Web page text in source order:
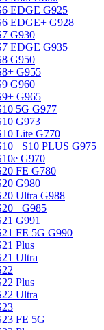
EDGE G925
EDGE+ G928
G930
EDGE G935
G950
G955
G960
G965
5G G977
G973
Lite G770
S10 PLUS G975
G970
FE G780
G980
Ultra G988
G985
G991
FE 5G G990
Plus
Ultra
Plus
Ultra
FE 5G